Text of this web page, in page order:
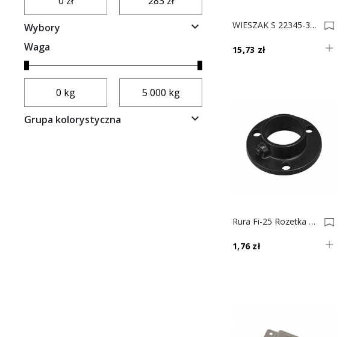
Wybory 
Waga
Grupa kolorystyczna 
WIESZAK S 22345-32 ZŁOTY POŁYSK Mały 0034818
15,73 zł
Rura Fi-25 Rozetka Czarna AC510-A 0022248
1,76 zł